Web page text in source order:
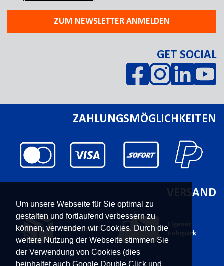
Um unsere Webseite für Sie optimal zu
gestalten und fortlaufend verbessern zu
können, verwenden wir Cookies. Durch die
weitere Nutzung der Webseite stimmen Sie
der Verwendung von Cookies (dies
ZUM NEWSLETTER ANMELDEN
GET SOCIAL
ZAHLUNGSMÖGLICHKEITEN
VERSAND